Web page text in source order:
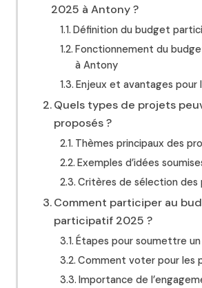
2025 à Antony ?
Définition du budget
Fonctionnement du
à Antony
Enjeux et avantages pour
Quels types de projets
proposés ?
Thèmes principaux des
Exemples d’idées
Critères de sélection des
Comment participer au
participatif 2025 ?
Étapes pour soumettre
Comment voter pour les
Importance de